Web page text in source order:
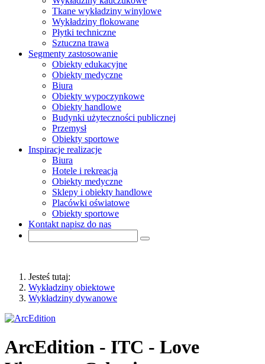
Tkane wykładziny winylowe
Wykładziny flokowane
Płytki techniczne
Sztuczna trawa
Segmenty zastosowanie
Obiekty edukacyjne
Obiekty medyczne
Biura
Obiekty wypoczynkowe
Obiekty handlowe
Budynki użyteczności publicznej
Przemysł
Obiekty sportowe
Inspiracje realizacje
Biura
Hotele i rekreacja
Obiekty medyczne
Sklepy i obiekty handlowe
Placówki oświatowe
Obiekty sportowe
Kontakt napisz do nas
Jesteś tutaj:
Wykładziny obiektowe
Wykładziny dywanowe
ArcEdition - ITC - Love